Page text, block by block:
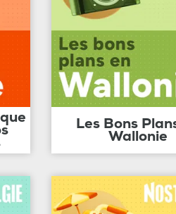
Les Bons
Wallonie